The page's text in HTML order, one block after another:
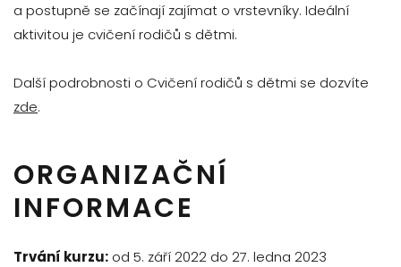
a postupně se začínají zajímat o vrstevníky. Ideální
aktivitou je cvičení rodičů s dětmi.
Další podrobnosti o Cvičení rodičů s dětmi se dozvíte
zde.
ORGANIZAČNÍ
INFORMACE
Trvání kurzu: od 5. září 2022 do 27. ledna 2023